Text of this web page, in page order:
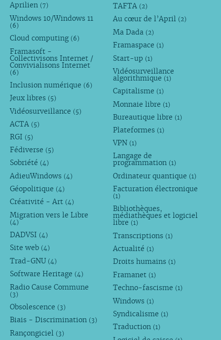
Aprilien (7)
Windows 10/Windows 11
(6)
Cloud computing (6)
Framasoft -
Collectivisons Internet /
Convivialisons Internet
(6)
Inclusion numérique (6)
Jeux libres (5)
Vidéosurveillance (5)
ACTA (5)
RGI (5)
Fédiverse (5)
Sobriété (4)
AdieuWindows (4)
Géopolitique (4)
Créativité - Art (4)
Migration vers le Libre
(4)
DADVSI (4)
Site web (4)
Trad-GNU (4)
Software Heritage (4)
Radio Cause Commune
(3)
Obsolescence (3)
Biais - Discrimination (3)
Rançongiciel (3)
TAFTA (2)
Au cœur de l’April (2)
Ma Dada (2)
Framaspace (1)
Start-up (1)
Vidéosurveillance
algorithmique (1)
Capitalisme (1)
Monnaie libre (1)
Bureautique libre (1)
Plateformes (1)
VPN (1)
Langage de
programmation (1)
Ordinateur quantique (1)
Facturation électronique
(1)
Bibliothèques,
médiathèques et logiciel
libre (1)
Transcriptions (1)
Actualité (1)
Droits humains (1)
Framanet (1)
Techno-fascisme (1)
Windows (1)
Syndicalisme (1)
Traduction (1)